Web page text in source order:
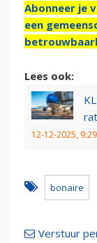
Abonneer je
een
Lees ook:
12-12-2025, 9:29
bonaire
Verstuur